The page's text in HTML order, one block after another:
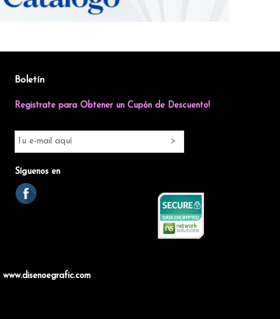
Boletín
Registrate para Obtener un Cupón de Descuento!
Síguenos en
www.disenoegrafic.com